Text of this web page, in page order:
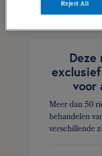
voor
Meer dan 50
behandelen
verschillende
Reject All